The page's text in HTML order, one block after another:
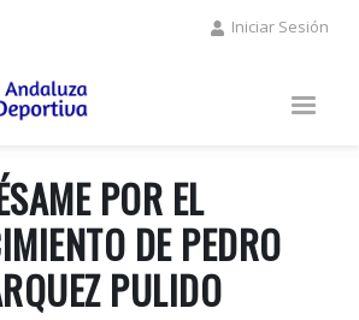
Iniciar Sesión
POR EL
DE PEDRO
PULIDO